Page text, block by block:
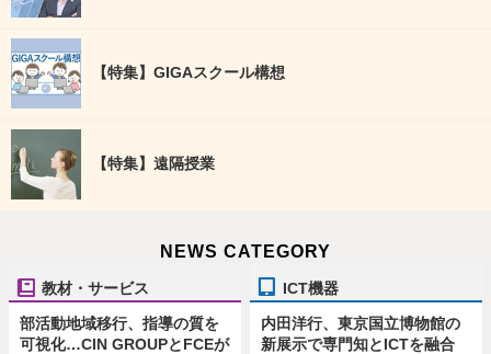
【特集】GIGAスクール構想
【特集】遠隔授業
NEWS CATEGORY
教材・サービス
部活動地域移行、指導の質を
可視化…CIN GROUPとFCEが
ICT機器
内田洋行、東京国立博物館の
新展示で専門知とICTを融合